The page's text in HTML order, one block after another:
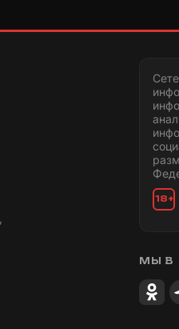
18+
МЫ В